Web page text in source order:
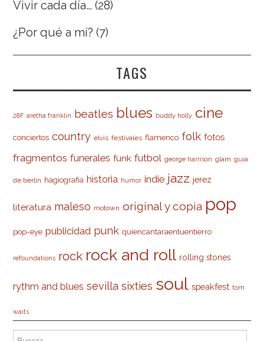
Vivir cada día… (28)
¿Por qué a mí? (7)
TAGS
28F aretha franklin beatles blues buddy holly cine
conciertos country elvis festivales flamenco folk fotos
fragmentos funerales funk futbol george harrison glam guía
de berlín hagiografia historia humor indie jazz jerez
literatura maleso motown original y copia pop
pop-eye publicidad punk quiencantaraentuentierro
refoundations rock rock and roll rolling stones
rythm and blues sevilla sixties soul speakfest tom
waits
Buscar: